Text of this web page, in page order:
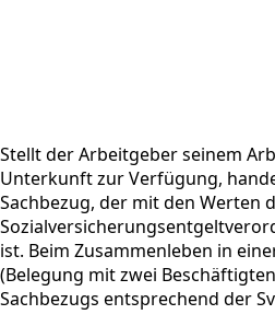
Stellt der Arbeitgeber seinem
Unterkunft zur Verfügung,
Sachbezug, der mit den Werten
ist. Beim Zusammenleben in
(Belegung mit zwei
Sachbezugs entsprechend der